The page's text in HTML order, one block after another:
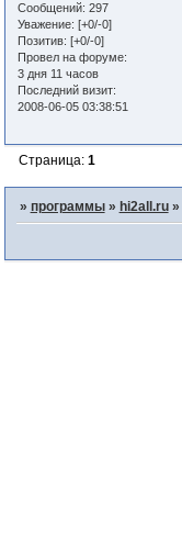
Сообщений: 297
Уважение: [+0/-0]
Позитив: [+0/-0]
Провел на форуме:
3 дня 11 часов
Последний визит:
2008-06-05 03:38:51
Страница: 1
» программы » hi2all.ru »